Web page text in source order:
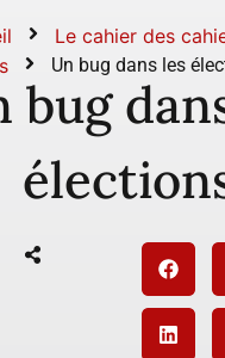
Le cahier des
Un bug dans les
bug